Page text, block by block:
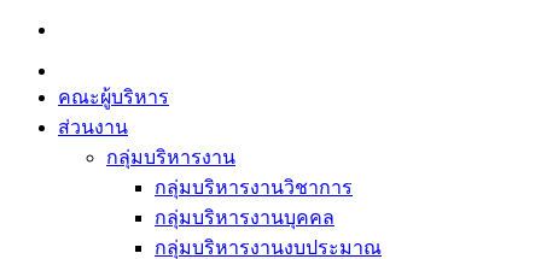
Skip
content
คณะผู้บริหาร
ส่วนงาน
กลุ่มบริหารงาน
กลุ่มบริหารงานวิชาการ
กลุ่มบริหารงานบุคคล
กลุ่มบริหารงานงบประมาณ